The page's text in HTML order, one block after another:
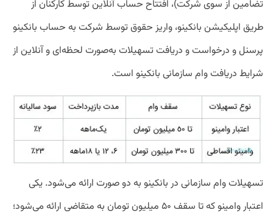
تضامین از سوی شرکت)، افتتاح حساب آنلاین توسط کارکنان از
طریق اپلیکیشن بانکینو، واریز حقوق توسط شرکت به حساب بانکینو
پرسنل و درخواست و دریافت تسهیلات به‌صورت لحظه‌ای و آنلاین از
شرایط دریافت وام سازمانی بانکینو است.
تسهیلات وام سازمانی در بانکینو به دو صورت ارائه می‌شود. یکی
اعتبار وامینو که تا سقف ۵۰ میلیون تومان به متقاضی ارائه می‌شود؛